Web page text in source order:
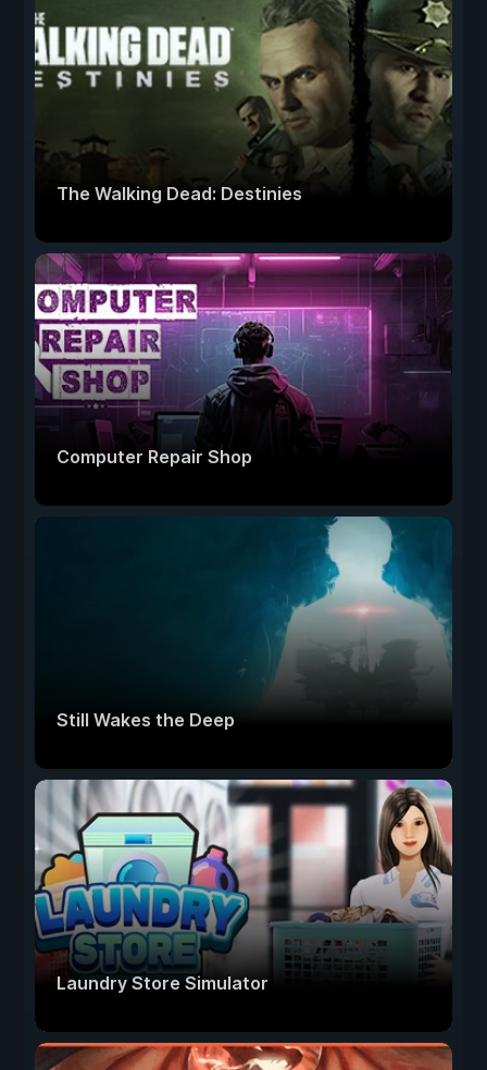
The Walking Dead: Destinies
Computer Repair Shop
Still Wakes the Deep
Laundry Store Simulator